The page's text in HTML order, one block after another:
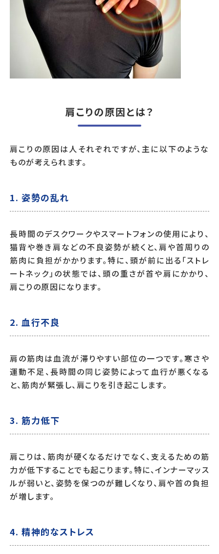
肩こりの原因とは？
肩こりの原因は人それぞれですが、主に以下のような
ものが考えられます。
1. 姿勢の乱れ
長時間のデスクワークやスマートフォンの使用により、
猫背や巻き肩などの不良姿勢が続くと、肩や首周りの
筋肉に負担がかかります。特に、頭が前に出る「ストレ
ートネック」の状態では、頭の重さが首や肩にかかり、
肩こりの原因になります。
2. 血行不良
肩の筋肉は血流が滞りやすい部位の一つです。寒さや
運動不足、長時間の同じ姿勢によって血行が悪くなる
と、筋肉が緊張し、肩こりを引き起こします。
3. 筋力低下
肩こりは、筋肉が硬くなるだけでなく、支えるための筋
力が低下することでも起こります。特に、インナーマッス
ルが弱いと、姿勢を保つのが難しくなり、肩や首の負担
が増します。
4. 精神的なストレス